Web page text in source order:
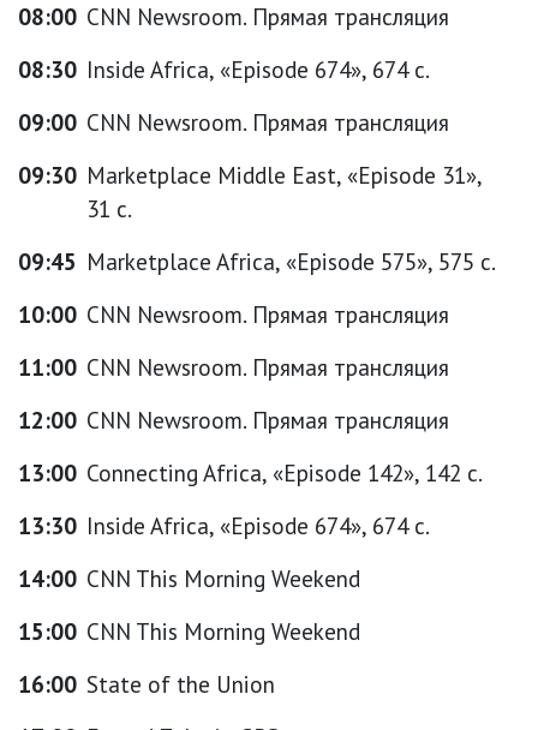
08:00 CNN Newsroom. Прямая трансляция
08:30 Inside Africa, «Episode 674», 674 с.
09:00 CNN Newsroom. Прямая трансляция
09:30 Marketplace Middle East, «Episode 31»,
31 с.
09:45 Marketplace Africa, «Episode 575», 575 с.
10:00 CNN Newsroom. Прямая трансляция
11:00 CNN Newsroom. Прямая трансляция
12:00 CNN Newsroom. Прямая трансляция
13:00 Connecting Africa, «Episode 142», 142 с.
13:30 Inside Africa, «Episode 674», 674 с.
14:00 CNN This Morning Weekend
15:00 CNN This Morning Weekend
16:00 State of the Union